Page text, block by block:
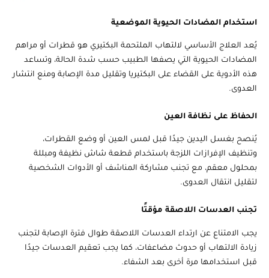
استخدام المضادات الحيوية الموضعية
يُعد العلاج الأساسي لالتهاب الملتحمة البكتيري هو قطرات أو مراهم
المضادات الحيوية التي يصفها الطبيب حسب شدة الحالة، وتساعد
هذه الأدوية على القضاء على البكتيريا وتقليل مدة الإصابة ومنع انتشار
العدوى.
الحفاظ على نظافة العين
يُنصح بغسل اليدين جيدًا قبل لمس العين أو وضع القطرات،
وتنظيف الإفرازات اللزجة باستخدام قطعة شاش نظيفة ومبللة
بمحلول معقم، مع تجنب مشاركة المناشف أو الأدوات الشخصية
لتقليل انتقال العدوى.
تجنب العدسات اللاصقة مؤقتًا
يجب الامتناع عن ارتداء العدسات اللاصقة طوال فترة الإصابة لتجنب
زيادة الالتهاب أو حدوث مضاعفات، كما يجب تعقيم العدسات جيدًا
قبل استخدامها مرة أخرى بعد الشفاء.